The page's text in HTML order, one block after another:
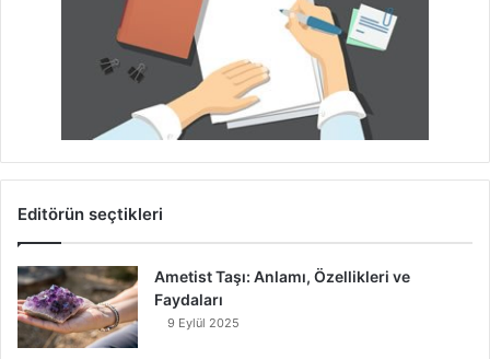
Editörün seçtikleri
Ametist Taşı: Anlamı, Özellikleri ve
Faydaları
9 Eylül 2025